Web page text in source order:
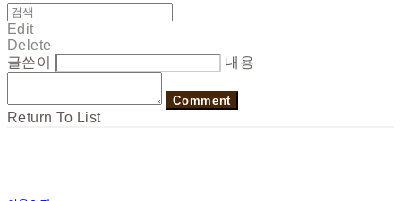
Edit
Delete
글쓴이
내용
Comment
Return To List